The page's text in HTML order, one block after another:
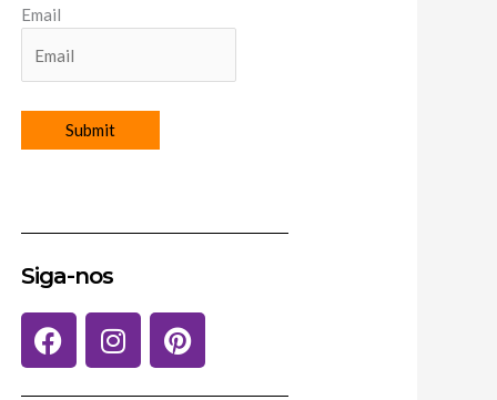
Email
Siga-nos
F
a
I
n
P
i